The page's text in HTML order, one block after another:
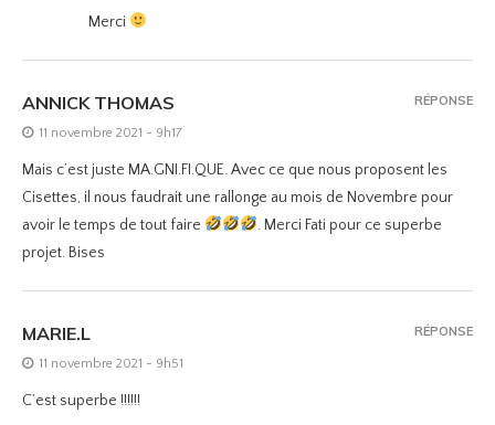
Merci
ANNICK THOMAS
11 novembre 2021 - 9h17
Mais c’est juste MA.GNI.FI.QUE. Avec ce que nous proposent les
Cisettes, il nous faudrait une rallonge au mois de Novembre pour
avoir le temps de tout faire
. Merci Fati pour ce superbe
projet. Bises
RÉPONSE
MARIE.L
11 novembre 2021 - 9h51
C’est superbe !!!!!!
RÉPONSE